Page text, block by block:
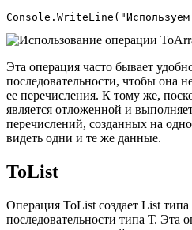
Эта операция часто бывает
последовательности, чтобы она
ее перечисления. К тому же,
является отложенной и
перечислений, созданных на
видеть одни и те же данные.
ToList
Операция ToList создает List
последовательности типа Т. Эта